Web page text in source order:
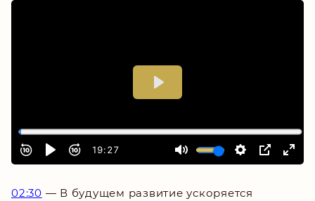
02:30 — В будущем развитие ускоряется